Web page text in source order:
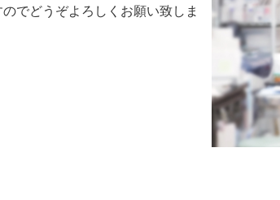
でどうぞよろしくお願い致しま